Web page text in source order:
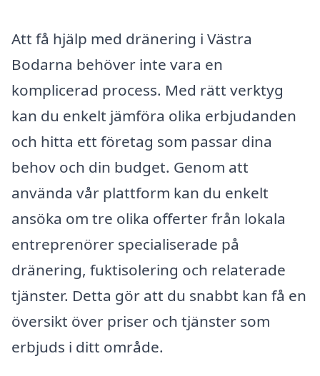
Att få hjälp med dränering i Västra
Bodarna behöver inte vara en
komplicerad process. Med rätt verktyg
kan du enkelt jämföra olika erbjudanden
och hitta ett företag som passar dina
behov och din budget. Genom att
använda vår plattform kan du enkelt
ansöka om tre olika offerter från lokala
entreprenörer specialiserade på
dränering, fuktisolering och relaterade
tjänster. Detta gör att du snabbt kan få en
översikt över priser och tjänster som
erbjuds i ditt område.